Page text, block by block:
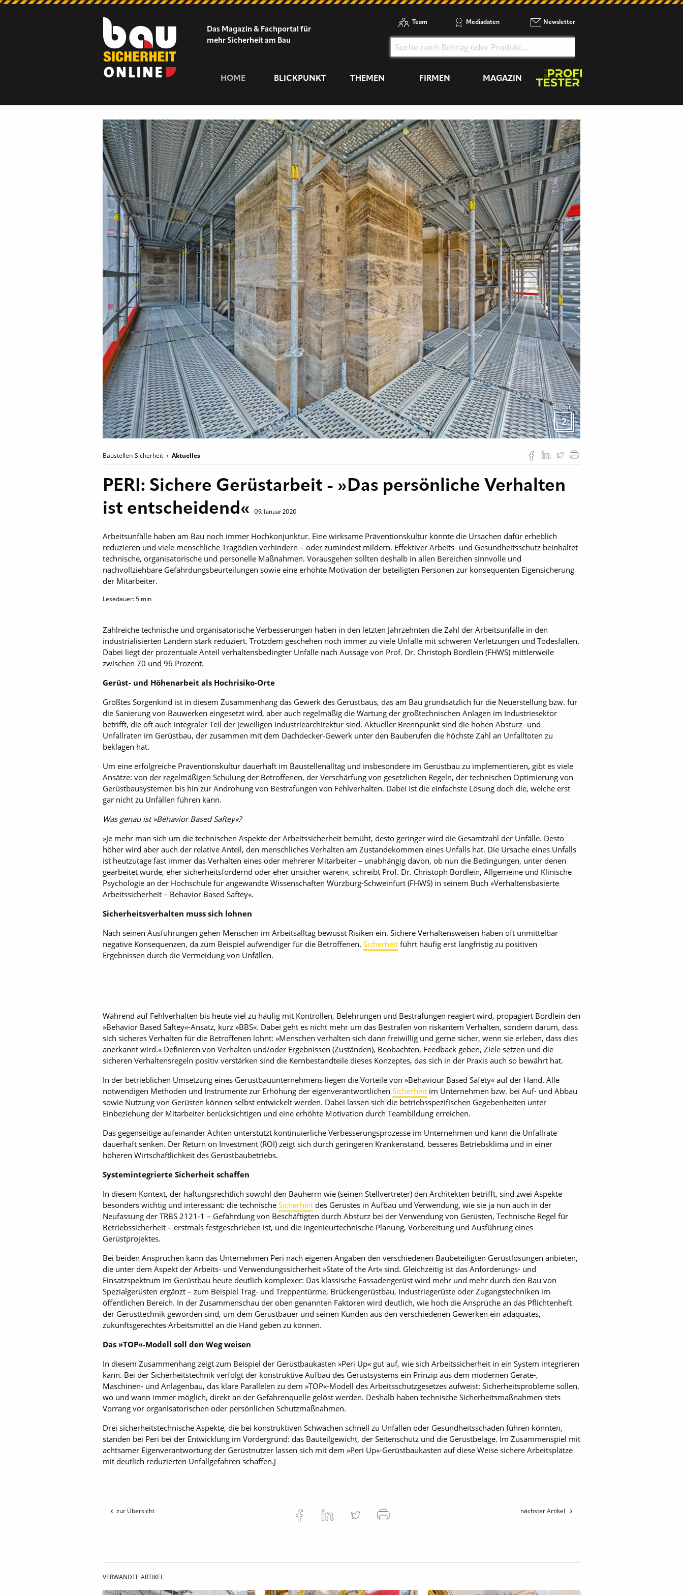
Das Magazin & Fachportal für
mehr Sicherheit am Bau
Team Mediadaten Newsletter
HOME BLICKPUNKT THEMEN FIRMEN MAGAZIN
Bilder
2
Baustellen-Sicherheit Aktuelles
PERI: Sichere Gerüstarbeit - »Das persönliche Verhalten
ist entscheidend«
09. Januar 2020
Arbeitsunfälle haben am Bau noch immer Hochkonjunktur. Eine wirksame Präventionskultur könnte die Ursachen dafür erheblich
reduzieren und viele menschliche Tragödien verhindern – oder zumindest mildern. Effektiver Arbeits- und Gesundheitsschutz beinhaltet
technische, organisatorische und personelle Maßnahmen. Vorausgehen sollten deshalb in allen Bereichen sinnvolle und
nachvollziehbare Gefährdungsbeurteilungen sowie eine erhöhte Motivation der beteiligten Personen zur konsequenten Eigensicherung
der Mitarbeiter.
Lesedauer:5 min
Zahlreiche technische und organisatorische Verbesserungen haben in den letzten Jahrzehnten die Zahl der Arbeitsunfälle in den
industrialisierten Ländern stark reduziert. Trotzdem geschehen noch immer zu viele Unfälle mit schweren Verletzungen und Todesfällen.
Dabei liegt der prozentuale Anteil verhaltensbedingter Unfälle nach Aussage von Prof. Dr. Christoph Bördlein (FHWS) mittlerweile
zwischen 70 und 96 Prozent.
Gerüst- und Höhenarbeit als Hochrisiko-Orte
Größtes Sorgenkind ist in diesem Zusammenhang das Gewerk des Gerüstbaus, das am Bau grundsätzlich für die Neuerstellung bzw. für
die Sanierung von Bauwerken eingesetzt wird, aber auch regelmäßig die Wartung der großtechnischen Anlagen im Industriesektor
betrifft, die oft auch integraler Teil der jeweiligen Industriearchitektur sind. Aktueller Brennpunkt sind die hohen Absturz- und
Unfallraten im Gerüstbau, der zusammen mit dem Dachdecker-Gewerk unter den Bauberufen die höchste Zahl an Unfalltoten zu
beklagen hat.
Um eine erfolgreiche Präventionskultur dauerhaft im Baustellenalltag und insbesondere im Gerüstbau zu implementieren, gibt es viele
Ansätze: von der regelmäßigen Schulung der Betroffenen, der Verschärfung von gesetzlichen Regeln, der technischen Optimierung von
Gerüstbausystemen bis hin zur Androhung von Bestrafungen von Fehlverhalten. Dabei ist die einfachste Lösung doch die, welche erst
gar nicht zu Unfällen führen kann.
Was genau ist »Behavior Based Saftey«?
»Je mehr man sich um die technischen Aspekte der Arbeitssicherheit bemüht, desto geringer wird die Gesamtzahl der Unfälle. Desto
höher wird aber auch der relative Anteil, den menschliches Verhalten am Zustandekommen eines Unfalls hat. Die Ursache eines Unfalls
ist heutzutage fast immer das Verhalten eines oder mehrerer Mitarbeiter – unabhängig davon, ob nun die Bedingungen, unter denen
gearbeitet wurde, eher sicherheitsfördernd oder eher unsicher waren«, schreibt Prof. Dr. Christoph Bördlein, Allgemeine und Klinische
Psychologie an der Hochschule für angewandte Wissenschaften Würzburg-Schweinfurt (FHWS) in seinem Buch »Verhaltensbasierte
Arbeitssicherheit – Behavior Based Saftey«.
Sicherheitsverhalten muss sich lohnen
Nach seinen Ausführungen gehen Menschen im Arbeitsalltag bewusst Risiken ein. Sichere Verhaltensweisen haben oft unmittelbar
negative Konsequenzen, da zum Beispiel aufwendiger für die Betroffenen. Sicherheit führt häufig erst langfristig zu positiven
Ergebnissen durch die Vermeidung von Unfällen.
Während auf Fehlverhalten bis heute viel zu häufig mit Kontrollen, Belehrungen und Bestrafungen reagiert wird, propagiert Bördlein den
»Behavior Based Saftey«-Ansatz, kurz »BBS«. Dabei geht es nicht mehr um das Bestrafen von riskantem Verhalten, sondern darum, dass
sich sicheres Verhalten für die Betroffenen lohnt: »Menschen verhalten sich dann freiwillig und gerne sicher, wenn sie erleben, dass dies
anerkannt wird.« Definieren von Verhalten und/oder Ergebnissen (Zuständen), Beobachten, Feedback geben, Ziele setzen und die
sicheren Verhaltensregeln positiv verstärken sind die Kernbestandteile dieses Konzeptes, das sich in der Praxis auch so bewährt hat.
In der betrieblichen Umsetzung eines Gerüstbauunternehmens liegen die Vorteile von »Behaviour Based Safety« auf der Hand. Alle
notwendigen Methoden und Instrumente zur Erhöhung der eigenverantwortlichen Sicherheit im Unternehmen bzw. bei Auf- und Abbau
sowie Nutzung von Gerüsten können selbst entwickelt werden. Dabei lassen sich die betriebsspezifischen Gegebenheiten unter
Einbeziehung der Mitarbeiter berücksichtigen und eine erhöhte Motivation durch Teambildung erreichen.
Das gegenseitige aufeinander Achten unterstützt kontinuierliche Verbesserungsprozesse im Unternehmen und kann die Unfallrate
dauerhaft senken. Der Return on Investment (ROI) zeigt sich durch geringeren Krankenstand, besseres Betriebsklima und in einer
höheren Wirtschaftlichkeit des Gerüstbaubetriebs.
Systemintegrierte Sicherheit schaffen
In diesem Kontext, der haftungsrechtlich sowohl den Bauherrn wie (seinen Stellvertreter) den Architekten betrifft, sind zwei Aspekte
besonders wichtig und interessant: die technische Sicherheit des Gerüstes in Aufbau und Verwendung, wie sie ja nun auch in der
Neufassung der TRBS 2121-1 – Gefährdung von Beschäftigten durch Absturz bei der Verwendung von Gerüsten, Technische Regel für
Betriebssicherheit – erstmals festgeschrieben ist, und die ingenieurtechnische Planung, Vorbereitung und Ausführung eines
Gerüstprojektes.
Bei beiden Ansprüchen kann das Unternehmen Peri nach eigenen Angaben den verschiedenen Baubeteiligten Gerüstlösungen anbieten,
die unter dem Aspekt der Arbeits- und Verwendungssicherheit »State of the Art« sind. Gleichzeitig ist das Anforderungs- und
Einsatzspektrum im Gerüstbau heute deutlich komplexer: Das klassische Fassadengerüst wird mehr und mehr durch den Bau von
Spezialgerüsten ergänzt – zum Beispiel Trag- und Treppentürme, Brückengerüstbau, Industriegerüste oder Zugangstechniken im
öffentlichen Bereich. In der Zusammenschau der oben genannten Faktoren wird deutlich, wie hoch die Ansprüche an das Pflichtenheft
der Gerüsttechnik geworden sind, um dem Gerüstbauer und seinen Kunden aus den verschiedenen Gewerken ein adäquates,
zukunftsgerechtes Arbeitsmittel an die Hand geben zu können.
Das »TOP«-Modell soll den Weg weisen
In diesem Zusammenhang zeigt zum Beispiel der Gerüstbaukasten »Peri Up« gut auf, wie sich Arbeitssicherheit in ein System integrieren
kann. Bei der Sicherheitstechnik verfolgt der konstruktive Aufbau des Gerüstsystems ein Prinzip aus dem modernen Geräte-,
Maschinen- und Anlagenbau, das klare Parallelen zu dem »TOP«-Modell des Arbeitsschutzgesetzes aufweist: Sicherheitsprobleme sollen,
wo und wann immer möglich, direkt an der Gefahrenquelle gelöst werden. Deshalb haben technische Sicherheitsmaßnahmen stets
Vorrang vor organisatorischen oder persönlichen Schutzmaßnahmen.
Drei sicherheitstechnische Aspekte, die bei konstruktiven Schwächen schnell zu Unfällen oder Gesundheitsschäden führen könnten,
standen bei Peri bei der Entwicklung im Vordergrund: das Bauteilgewicht, der Seitenschutz und die Gerüstbeläge. Im Zusammenspiel mit
achtsamer Eigenverantwortung der Gerüstnutzer lassen sich mit dem »Peri Up«-Gerüstbaukasten auf diese Weise sichere Arbeitsplätze
mit deutlich reduzierten Unfallgefahren schaffen.J
zur Übersicht nächster Artikel
VERWANDTE ARTIKEL